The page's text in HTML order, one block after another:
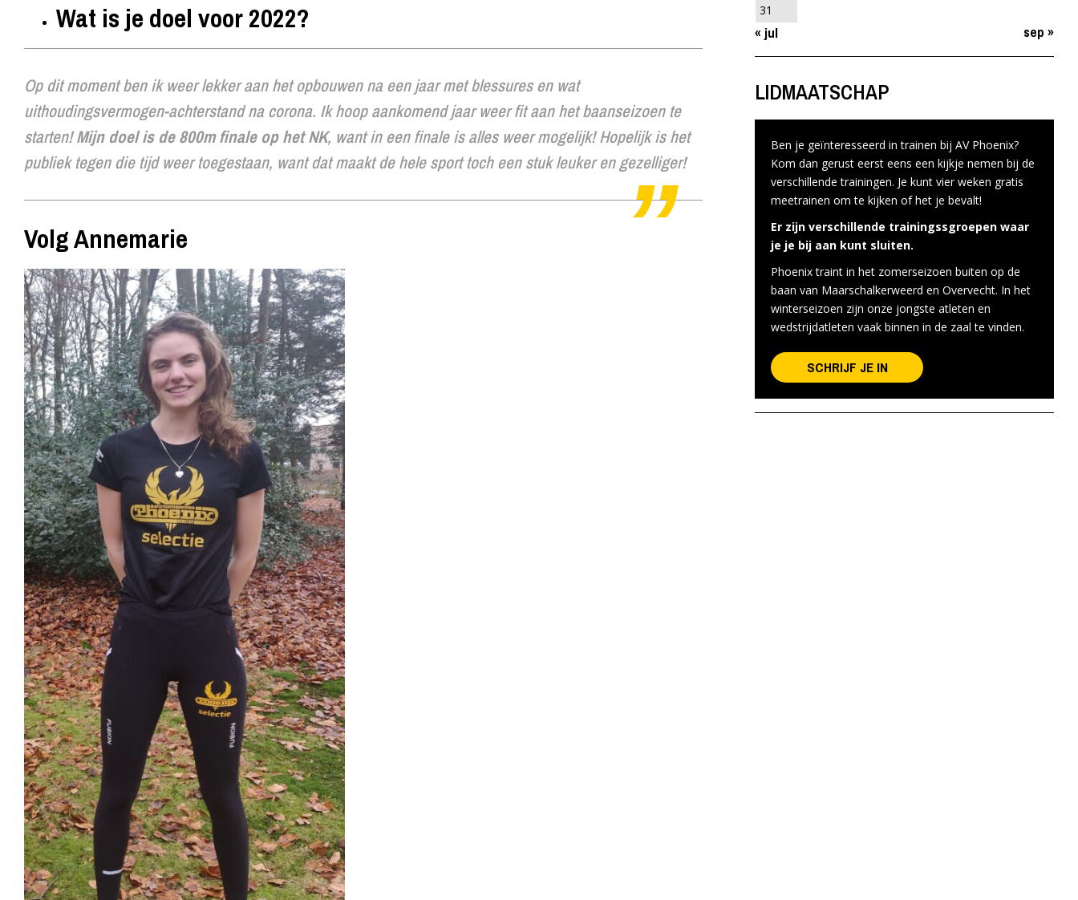
Wat is je doel voor 2022?
Op dit moment ben ik weer lekker aan het opbouwen na een jaar met blessures en wat
uithoudingsvermogen-achterstand na corona. Ik hoop aankomend jaar weer fit aan het baanseizoen te
starten!Mijn doel is de 800m finale op het NK, want in een finale is alles weer mogelijk! Hopelijk is het
publiek tegen die tijd weer toegestaan, want dat maakt de hele sport toch een stuk leuker en gezelliger!
Volg Annemarie
31
« jul sep »
LIDMAATSCHAP
Ben je geïnteresseerd in trainen bij AV Phoenix?
Kom dan gerust eerst eens een kijkje nemen bij de
verschillende trainingen. Je kunt vier weken gratis
meetrainen om te kijken of het je bevalt!
Er zijn verschillende trainingssgroepen waar
je je bij aan kunt sluiten.
Phoenix traint in het zomerseizoen buiten op de
baan van Maarschalkerweerd en Overvecht. In het
winterseizoen zijn onze jongste atleten en
wedstrijdatleten vaak binnen in de zaal te vinden.
SCHRIJF JE IN